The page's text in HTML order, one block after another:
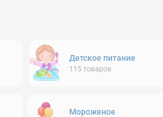
Детское питание
115 товаров
Мороженое